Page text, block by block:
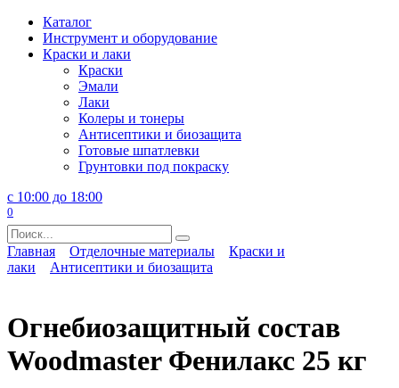
Перейти
содержанию
Каталог
Инструмент и оборудование
Краски и лаки
Краски
Эмали
Лаки
Колеры и тонеры
Антисептики и биозащита
Готовые шпатлевки
Грунтовки под покраску
с 10:00 до 18:00
0
Search
for:
Главная Отделочные материалы
Краски и
лаки
Антисептики и биозащита
Огнебиозащитный состав
Woodmaster Фенилакс 25 кг